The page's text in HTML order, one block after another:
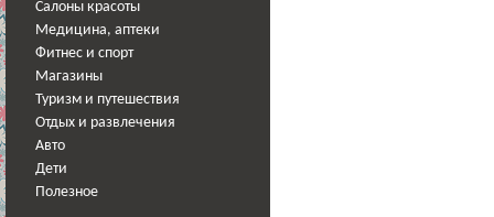
Салоны красоты
Медицина, аптеки
Фитнес и спорт
Магазины
Туризм и путешествия
Отдых и развлечения
Авто
Дети
Полезное